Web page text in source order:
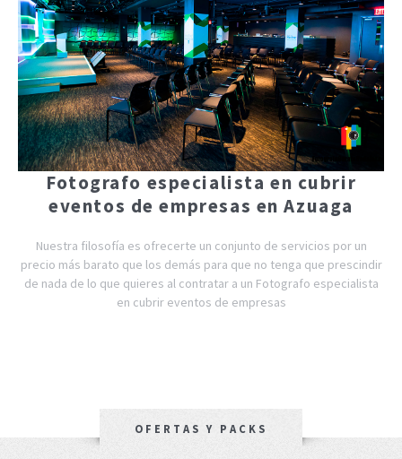
Fotografo especialista en cubrir
eventos de empresas en Azuaga
Nuestra filosofía es ofrecerte un conjunto de servicios por un
precio más barato que los demás para que no tenga que prescindir
de nada de lo que quieres al contratar a un Fotografo especialista
en cubrir eventos de empresas
OFERTAS Y PACKS